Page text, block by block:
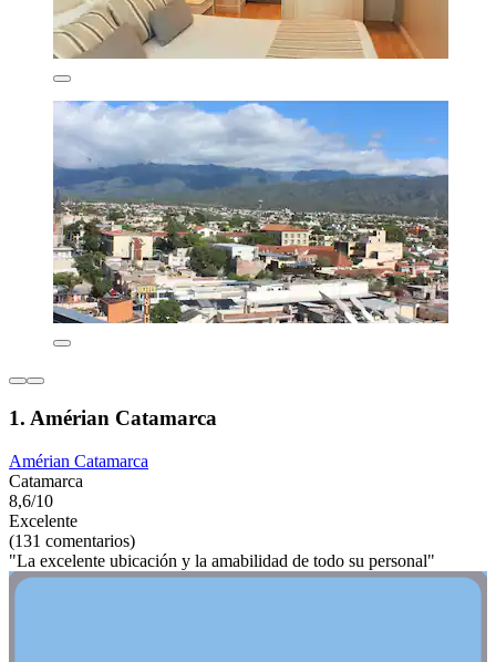
1. Amérian Catamarca
Amérian Catamarca
Catamarca
8,6/10
Excelente
(131 comentarios)
"La excelente ubicación y la amabilidad de todo su personal"